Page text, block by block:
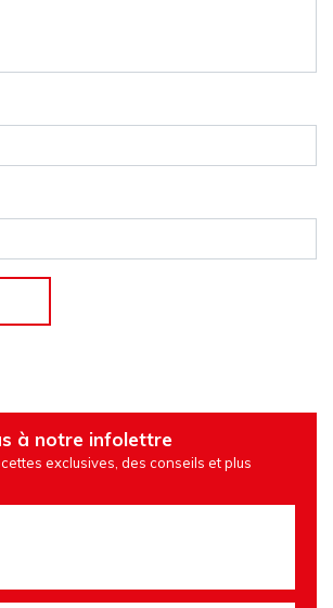
à notre infolettre
exclusives, des conseils et plus